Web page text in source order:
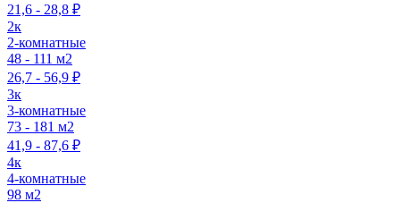
21,6 - 28,8 ₽
2к
2-комнатные
48 - 111 м2
26,7 - 56,9 ₽
3к
3-комнатные
73 - 181 м2
41,9 - 87,6 ₽
4к
4-комнатные
98 м2